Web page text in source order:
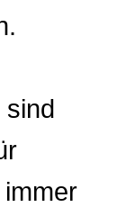
sind